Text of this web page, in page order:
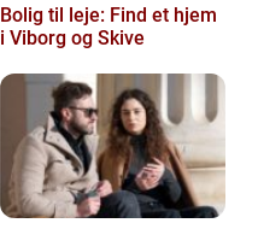
Bolig til leje: Find et hjem
i Viborg og Skive